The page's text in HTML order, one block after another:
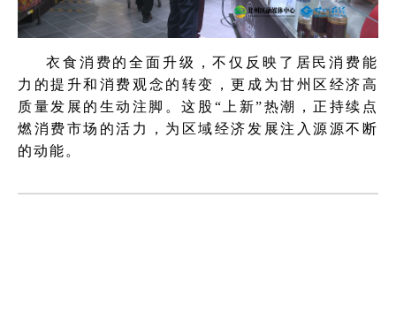
衣食消费的全面升级，不仅反映了居民消费能
力的提升和消费观念的转变，更成为甘州区经济高
质量发展的生动注脚。这股“上新”热潮，正持续点
燃消费市场的活力，为区域经济发展注入源源不断
的动能。